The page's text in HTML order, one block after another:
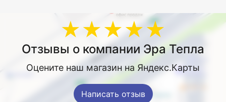
★★★★★
Отзывы о компании Эра Тепла
Оцените наш магазин на Яндекс.Карты
Написать отзыв